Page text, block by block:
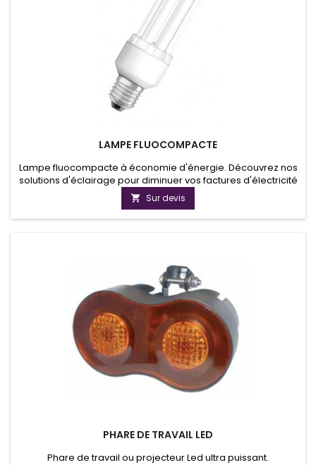
LAMPE FLUOCOMPACTE
Lampe fluocompacte à économie d'énergie. Découvrez nos
solutions d'éclairage pour diminuer vos factures d'électricité
et de faire un geste en faveur de l'environnement.
 Sur devis
PHARE DE TRAVAIL LED
Phare de travail ou projecteur Led ultra puissant.